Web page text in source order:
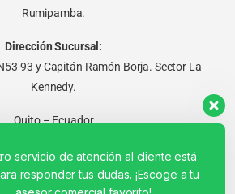
Rumipamba.
Dirección Sucursal:
93 y Capitán Ramón Borja. Sector La
Kennedy.
Quito – Ecuador
servicio de atención al cliente está
responder tus dudas. ¡Escoge a tu